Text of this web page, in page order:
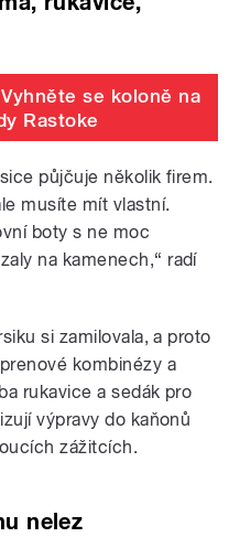
se koloně na
Rastoke
půjčuje několik firem.
musíte mít vlastní.
boty s ne moc
na kamenech,“ radí
si zamilovala, a proto
kombinézy a
rukavice a sedák pro
výpravy do kaňonů
zážitcích.
nelez